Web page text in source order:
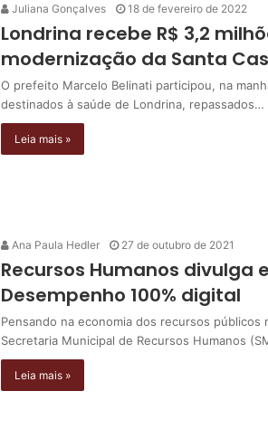
Juliana Gonçalves 18 de fevereiro de 2022
Londrina recebe R$ 3,2
modernização da Santa
O prefeito Marcelo Belinati participou, na
destinados à saúde de Londrina, repassados…
Leia mais »
Ana Paula Hedler 27 de outubro de 2021
Recursos Humanos
Desempenho 100% digital
Pensando na economia dos recursos
Secretaria Municipal de Recursos Humanos
Leia mais »